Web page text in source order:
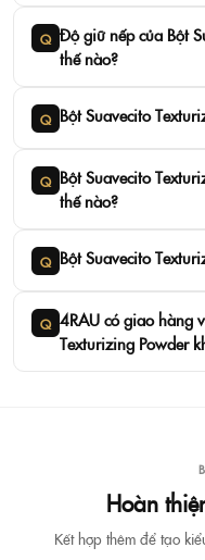
Q Độ giữ nếp của Bột
thế nào?
Q Bột Suavecito
Q Bột Suavecito
thế nào?
Q Bột Suavecito
Q 4RAU có giao hàng
Texturizing Powder
Hoàn
Kết hợp thêm để tạo